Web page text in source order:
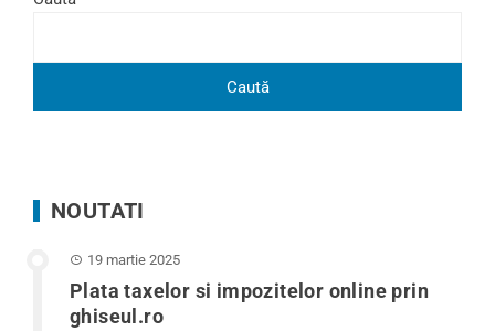
Caută
NOUTATI
19 martie 2025
Plata taxelor si impozitelor online prin
ghiseul.ro